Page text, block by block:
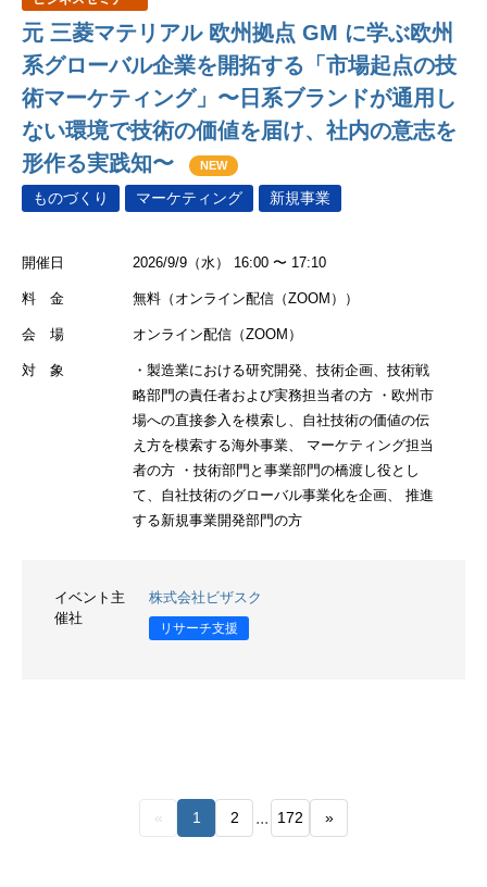
元 三菱マテリアル 欧州拠点 GM に学ぶ欧州
系グローバル企業を開拓する「市場起点の技
術マーケティング」〜日系ブランドが通用し
ない環境で技術の価値を届け、社内の意志を
形作る実践知〜
NEW
ものづくり マーケティング 新規事業
開催日 2026/9/9（水） 16:00 〜 17:10
料 金 無料（オンライン配信（ZOOM））
会 場 オンライン配信（ZOOM）
対 象
・製造業における研究開発、技術企画、技術戦
略部門の責任者および実務担当者の方 ・欧州市
場への直接参入を模索し、自社技術の価値の伝
え方を模索する海外事業、 マーケティング担当
者の方 ・技術部門と事業部門の橋渡し役とし
て、自社技術のグローバル事業化を企画、 推進
する新規事業開発部門の方
イベント主
催社
株式会社ビザスク
リサーチ支援
« 1 2 ... 172 »